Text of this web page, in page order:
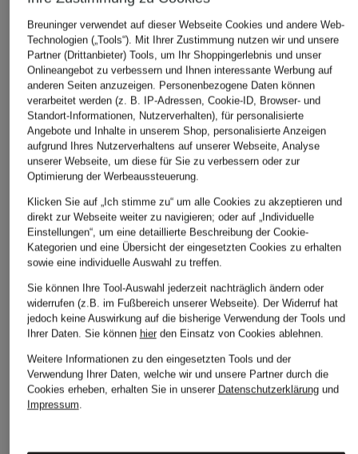
ÄHNLICHE ARTIKEL ENTDECKEN
Breuninger verwendet auf dieser Webseite Cookies und andere Web-
Technologien („Tools“). Mit Ihrer Zustimmung nutzen wir und unsere
Partner (Drittanbieter) Tools, um Ihr Shoppingerlebnis und unser
Onlineangebot zu verbessern und Ihnen interessante Werbung auf
anderen Seiten anzuzeigen. Personenbezogene Daten können
verarbeitet werden (z. B. IP-Adressen, Cookie-ID, Browser- und
Standort-Informationen, Nutzerverhalten), für personalisierte
Angebote und Inhalte in unserem Shop, personalisierte Anzeigen
aufgrund Ihres Nutzerverhaltens auf unserer Webseite, Analyse
unserer Webseite, um diese für Sie zu verbessern oder zur
Optimierung der Werbeaussteuerung.
Klicken Sie auf „Ich stimme zu“ um alle Cookies zu akzeptieren und
direkt zur Webseite weiter zu navigieren; oder auf „Individuelle
Einstellungen“, um eine detaillierte Beschreibung der Cookie-
Kategorien und eine Übersicht der eingesetzten Cookies zu erhalten
sowie eine individuelle Auswahl zu treffen.
Sie können Ihre Tool-Auswahl jederzeit nachträglich ändern oder
widerrufen (z.B. im Fußbereich unserer Webseite). Der Widerruf hat
jedoch keine Auswirkung auf die bisherige Verwendung der Tools und
Ihrer Daten. Sie können hierden Einsatz von Cookies ablehnen.
Weitere Informationen zu den eingesetzten Tools und der
Verwendung Ihrer Daten, welche wir und unsere Partner durch die
Cookies erheben, erhalten Sie in unserer Datenschutzerklärungund
Impressum.